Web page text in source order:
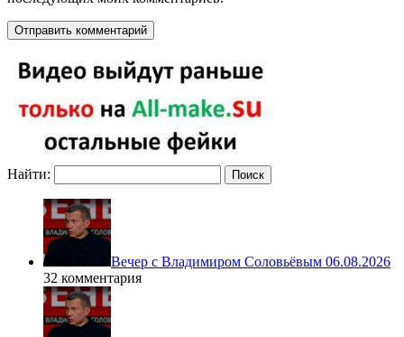
Найти:
Вечер с Владимиром Соловьёвым 06.08.2026
32 комментария